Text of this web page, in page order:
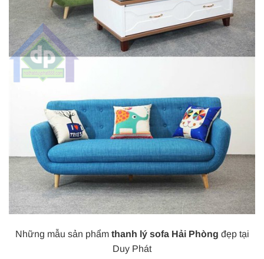
Những mẫu sản phẩm thanh lý sofa Hải Phòng đẹp tại
Duy Phát